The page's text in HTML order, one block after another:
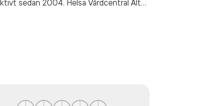
sedan 2004. Helsa Vårdcentral Älta